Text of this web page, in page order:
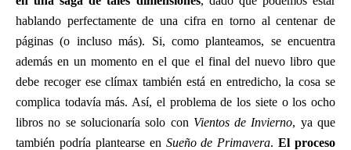
hablando perfectamente de una cifra en torno al centenar de
páginas (o incluso más). Si, como planteamos, se encuentra
además en un momento en el que el final del nuevo libro que
debe recoger ese clímax también está en entredicho, la cosa se
complica todavía más. Así, el problema de los siete o los ocho
libros no se solucionaría solo con Vientos de Invierno, ya que
también podría plantearse en Sueño de Primavera.El proceso